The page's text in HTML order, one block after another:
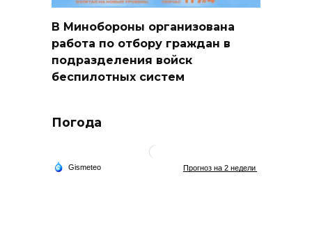
В Минобороны организована
работа по отбору граждан в
подразделения войск
беспилотных систем
Погода